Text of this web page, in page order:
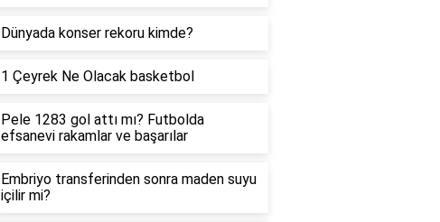
Dünyada konser rekoru kimde?
1 Çeyrek Ne Olacak basketbol
Pele 1283 gol attı mı? Futbolda
efsanevi rakamlar ve başarılar
Embriyo transferinden sonra maden suyu
içilir mi?